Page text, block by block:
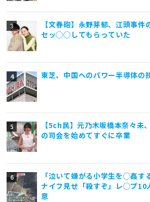
【文春砲】永野芽郁、江頭事
セッ◯◯してもらっていた
東芝、中国へのパワー半導体の
【5ch民】元乃木坂橋本奈々未
の司会を始めてすぐに卒業
「泣いて嫌がる小学生を◯姦す
ナイフ見せ「殺すぞ」レ◯プ10
意